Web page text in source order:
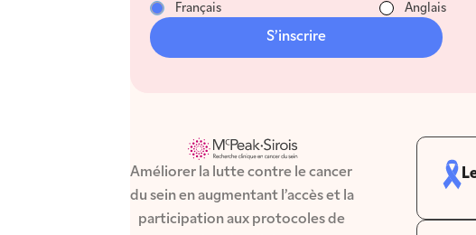
Français
Anglais
S’inscrire
Améliorer la lutte contre le cancer
du sein en augmentant l’accès et la
participation aux protocoles de